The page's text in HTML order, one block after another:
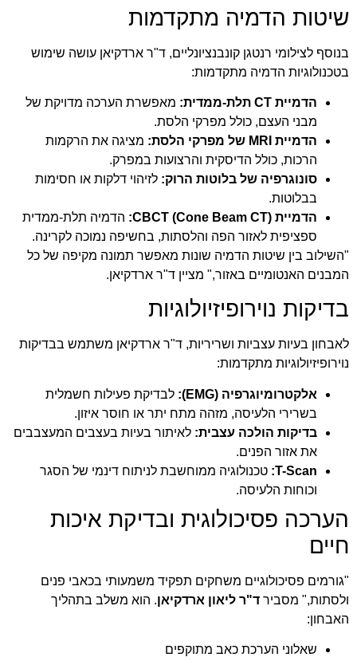
שיטות הדמיה מתקדמות
בנוסף לצילומי רנטגן קונבנציונליים, ד"ר ארדקיאן עושה שימוש
בטכנולוגיות הדמיה מתקדמות:
הדמיית CT תלת-ממדית:
מאפשרת הערכה מדויקת של
מבני העצם, כולל מפרקי הלסת.
הדמיית MRI של מפרקי הלסת:
מציגה את הרקמות
הרכות, כולל הדיסקית והרצועות במפרק.
סונוגרפיה של בלוטות הרוק: לזיהוי דלקות או חסימות
בבלוטות.
הדמיית CBCT (Cone Beam CT):
הדמיה תלת-ממדית
ספציפית לאזור הפה והלסתות, בחשיפה נמוכה לקרינה.
"השילוב בין שיטות הדמיה שונות מאפשר תמונה מקיפה של כל
המבנים האנטומיים באזור," מציין ד"ר ארדקיאן.
בדיקות נוירופיזיולוגיות
לאבחון בעיות עצביות ושריריות, ד"ר ארדקיאן משתמש בבדיקות
נוירופיזיולוגיות מתקדמות:
אלקטרומיוגרפיה (EMG):
לבדיקת פעילות חשמלית
בשרירי הלעיסה, מזהה מתח יתר או חוסר איזון.
בדיקות הולכה עצבית: לאיתור בעיות בעצבים המעצבבים
את אזור הפנים.
T-Scan: טכנולוגיה ממוחשבת לניתוח דינמי של הסגר
וכוחות הלעיסה.
הערכה פסיכולוגית ובדיקת איכות
חיים
"גורמים פסיכולוגיים משחקים תפקיד משמעותי בכאבי פנים
ולסתות," מסביר ד"ר ליאון ארדקיאן. הוא משלב בתהליך
האבחון:
שאלוני הערכת כאב מתוקפים